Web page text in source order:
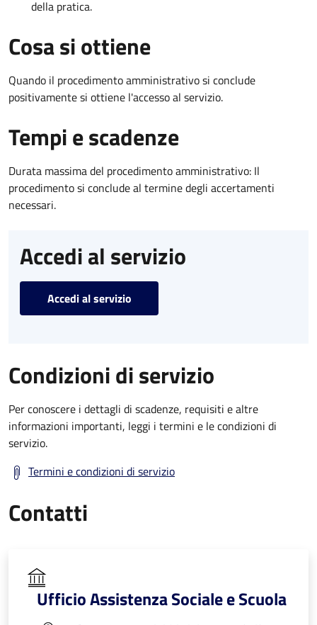
della pratica.
Cosa si ottiene
Quando il procedimento amministrativo si conclude
positivamente si ottiene l'accesso al servizio.
Tempi e scadenze
Durata massima del procedimento amministrativo: Il
procedimento si conclude al termine degli accertamenti
necessari.
Accedi al servizio
Accedi al servizio
Condizioni di servizio
Per conoscere i dettagli di scadenze, requisiti e altre
informazioni importanti, leggi i termini e le condizioni di
servizio.
Termini e condizioni di servizio
Contatti
Ufficio Assistenza Sociale e Scuola